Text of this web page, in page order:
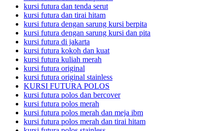
kursi futura dan tenda serut
kursi futura dan tirai hitam
kursi futura dengan sarung kursi berpita
kursi futura dengan sarung kursi dan pita
kursi futura di jakarta
kursi futura kokoh dan kuat
kursi futura kuliah merah
kursi futura original
kursi futura original stainless
KURSI FUTURA POLOS
kursi futura polos dan bercover
kursi futura polos merah
kursi futura polos merah dan meja ibm
kursi futura polos merah dan tirai hitam